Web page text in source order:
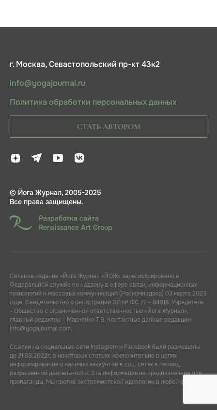
г. Москва, Севастопольский пр-кт 43к2
info@yogajournal.ru
Политика обработки персональных данных
СТАТЬ АВТОРОМ
© Йога Журнал, 2005-2025
Все права защищены.
Разработка сайта
Renaissance Art Group
Сетевое издание «Йога Журнал «ЙОЖ» зарегистрировано в
Федеральной службе по надзору в сфере связи, информационных
технологий и массовых коммуникаций (Роскомнадзор) 03 марта 2023
года. Свидетельство о регистрации ЭЛ № ФС 77 – 84818. Учредитель
- Общество с ограниченной ответственностью «Йога Журнал»,
главный редактор – Марченко Т.В. Контактные данные редакции:
info@yogajournal.com.
Ссылки на социальные сети Instagram и Facebook были размещены
до 21.03.2022г. в некоторых статьях исключительно в целях
информирования о наличии аккаунтов в соц. сетях в период
разрешенной деятельности. Эта информация не предназначена для
пропаганды. Мы против экстремистской идеологии в любой форме.